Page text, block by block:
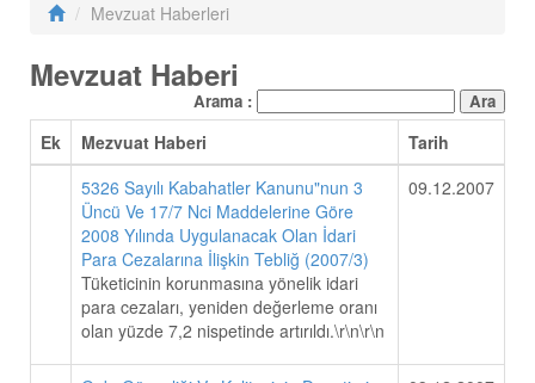
Mevzuat Haberleri
Mevzuat Haberi
Arama :
Ek Mezvuat Haberi
Tarih
5326 Sayılı Kabahatler Kanunu"nun 3
Üncü Ve 17/7 Nci Maddelerine Göre
2008 Yılında Uygulanacak Olan İdari
Para Cezalarına İlişkin Tebliğ (2007/3)
Tüketicinin korunmasına yönelik idari
para cezaları, yeniden değerleme oranı
olan yüzde 7,2 nispetinde artırıldı.\r\n\r\n
09.12.2007